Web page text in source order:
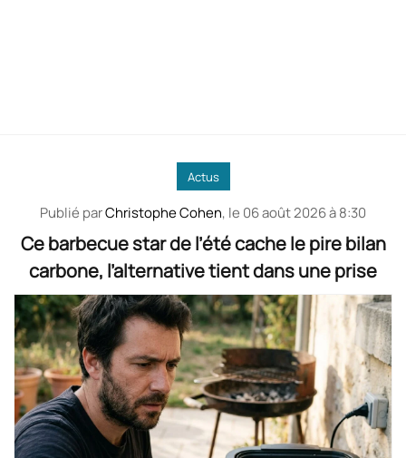
Actus
Publié parChristophe Cohen, le 06 août 2026 à 8:30
Ce barbecue star de l’été cache le pire bilan
carbone, l’alternative tient dans une prise